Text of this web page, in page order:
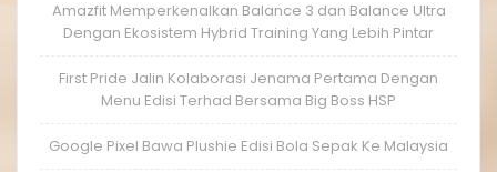
Amazfit Memperkenalkan Balance 3 dan Balance Ultra
Dengan Ekosistem Hybrid Training Yang Lebih Pintar
First Pride Jalin Kolaborasi Jenama Pertama Dengan
Menu Edisi Terhad Bersama Big Boss HSP
Google Pixel Bawa Plushie Edisi Bola Sepak Ke Malaysia